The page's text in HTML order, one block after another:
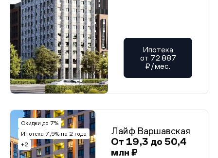
Ипотека
от 72 887
₽/мес.
Скидки до 7%
Ипотека 7,9% на 2 года
+2
Лайф Варшавская
От 19,3 до 50,4
млн ₽